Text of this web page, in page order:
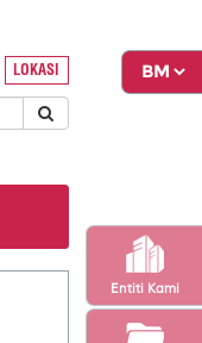
Entiti Kami
LOKASI